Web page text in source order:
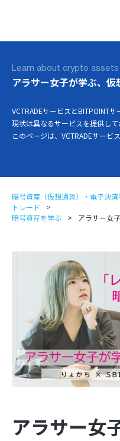
Learn about crypto assets
アラサー女子が学ぶ、
VCTRADEサービスとBITPOINTサ
現状は異なるサービスを提供して
このページは、VCTRADEサービ
暗号資産（仮想通貨）・電子決
トレード
暗号資産を学ぶ
アラサー女
アラサー女